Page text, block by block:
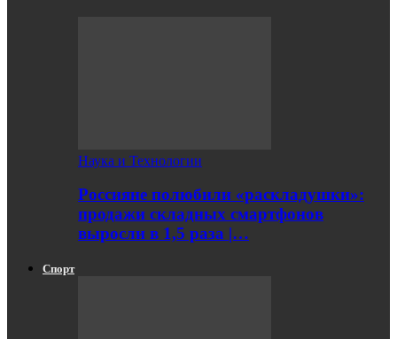
Наука и Технологии
Россияне полюбили «раскладушки»:
продажи складных смартфонов
выросли в 1,5 раза |…
Спорт